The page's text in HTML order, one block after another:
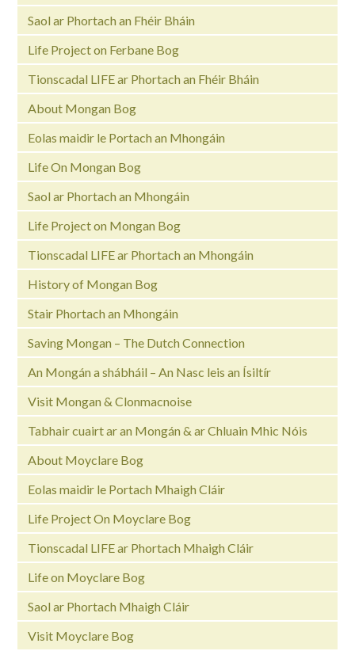
Saol ar Phortach an Fhéir Bháin
Life Project on Ferbane Bog
Tionscadal LIFE ar Phortach an Fhéir Bháin
About Mongan Bog
Eolas maidir le Portach an Mhongáin
Life On Mongan Bog
Saol ar Phortach an Mhongáin
Life Project on Mongan Bog
Tionscadal LIFE ar Phortach an Mhongáin
History of Mongan Bog
Stair Phortach an Mhongáin
Saving Mongan – The Dutch Connection
An Mongán a shábháil – An Nasc leis an Ísiltír
Visit Mongan & Clonmacnoise
Tabhair cuairt ar an Mongán & ar Chluain Mhic Nóis
About Moyclare Bog
Eolas maidir le Portach Mhaigh Cláir
Life Project On Moyclare Bog
Tionscadal LIFE ar Phortach Mhaigh Cláir
Life on Moyclare Bog
Saol ar Phortach Mhaigh Cláir
Visit Moyclare Bog